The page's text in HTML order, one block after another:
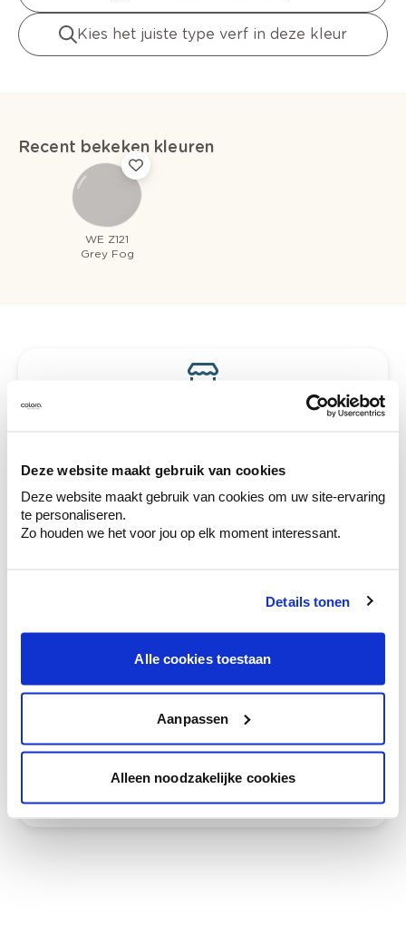
Deze website maakt gebruik van cookies
Deze website maakt gebruik van cookies om uw site-ervaring
te personaliseren.
Zo houden we het voor jou op elk moment interessant.
Details tonen
Alle cookies toestaan
Aanpassen
Alleen noodzakelijke cookies
Kies het juiste type verf in deze kleur
Recent bekeken kleuren
WE Z121
Grey Fog
Bekijk er de bijhorende tinten om je kleur
te verfijnen.
Krijg persoonlijk advies om kleuren te
combineren.
Ga samen met de kleuradviseur door je
ruimtes.
Krijg kleuradvies op basis van de lichtinval
Krijg ineens een technologische check-up
van je muren.